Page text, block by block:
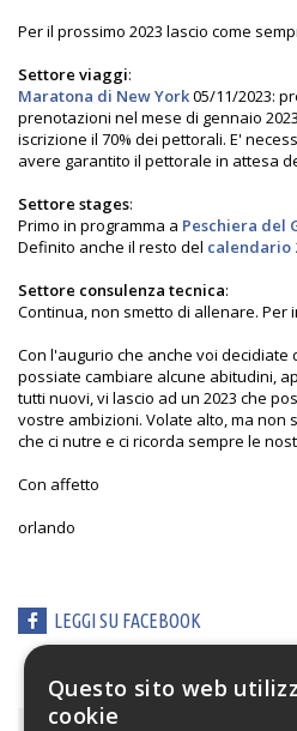
Per il prossimo 2023 lascio come
Settore viaggi:
Maratona di New York05/11/2023:
prenotazioni nel mese di gennaio
iscrizione il 70% dei pettorali. E'
avere garantito il pettorale in attesa
Settore stages:
Primo in programma a Peschiera del
Definito anche il resto del calendario
Settore consulenza tecnica:
Continua, non smetto di allenare. Per
Con l'augurio che anche voi
possiate cambiare alcune abitudini,
tutti nuovi, vi lascio ad un 2023 che
vostre ambizioni. Volate alto, ma non
che ci nutre e ci ricorda sempre le
Con affetto
orlando
LEGGI SU FACEBOOK
Questo sito web
cookie